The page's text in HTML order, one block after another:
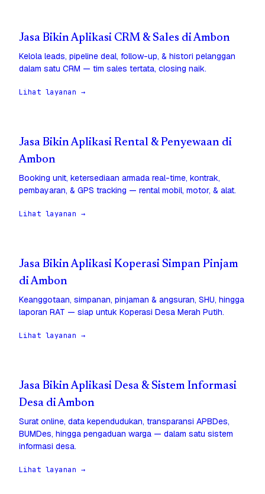
Jasa Bikin Aplikasi CRM & Sales di Ambon
Kelola leads, pipeline deal, follow-up, & histori pelanggan
dalam satu CRM — tim sales tertata, closing naik.
Lihat layanan →
Jasa Bikin Aplikasi Rental & Penyewaan di
Ambon
Booking unit, ketersediaan armada real-time, kontrak,
pembayaran, & GPS tracking — rental mobil, motor, & alat.
Lihat layanan →
Jasa Bikin Aplikasi Koperasi Simpan Pinjam
di Ambon
Keanggotaan, simpanan, pinjaman & angsuran, SHU, hingga
laporan RAT — siap untuk Koperasi Desa Merah Putih.
Lihat layanan →
Jasa Bikin Aplikasi Desa & Sistem Informasi
Desa di Ambon
Surat online, data kependudukan, transparansi APBDes,
BUMDes, hingga pengaduan warga — dalam satu sistem
informasi desa.
Lihat layanan →